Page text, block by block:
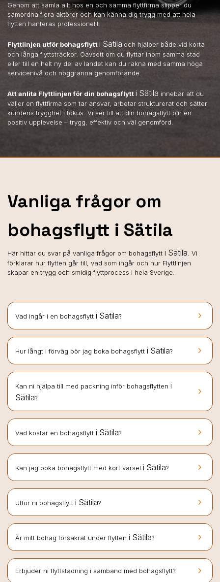
Genom att samla allt hos en och samma flyttfirma slipper du
samordna flera aktörer och kan känna dig trygg med att hela
flytten hanteras professionellt.
Flyttlinjen utför bohagsflytti Sätila och hjälper både vid korta
och långa flyttsträckor. Oavsett om du flyttar inom samma stad
eller till en helt ny del av landet kan du räkna med samma höga
servicenivå och noggranna genomförande.
Att anlita Flyttlinjen för din bohagsflytti Sätila innebär att du
väljer en flyttfirma som tar ansvar, arbetar strukturerat och sätter
kundens trygghet i fokus. Vi ser till att din bohagsflytt blir en
positiv upplevelse – trygg, effektiv och väl genomförd.
Vanliga frågor om
bohagsflytt i Sätila
Här hittar du svar på vanliga frågor om bohagsflytt i Sätila . Vi
förklarar hur flytten går till, vad som ingår och hur Flyttlinjen
skapar en trygg och smidig flyttprocess i hela Sverige.
keyboard_arrow_right
Vad ingår i en bohagsflytt i Sätila?
keyboard_arrow_right
Hur långt i förväg bör jag boka bohagsflytt i Sätila?
keyboard_arrow_right
Kan ni hjälpa till med packning inför bohagsflytten i
Sätila?
keyboard_arrow_right
Vad kostar en bohagsflytt i Sätila?
keyboard_arrow_right
Kan jag boka bohagsflytt med kort varsel i Sätila?
keyboard_arrow_right
Utför ni bohagsflytt i Sätila?
keyboard_arrow_right
Är mitt bohag försäkrat under flytten i Sätila?
keyboard_arrow_right
Erbjuder ni flyttstädning i samband med bohagsflytt?